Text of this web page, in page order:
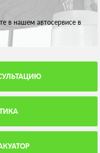
в нашем автосервисе в